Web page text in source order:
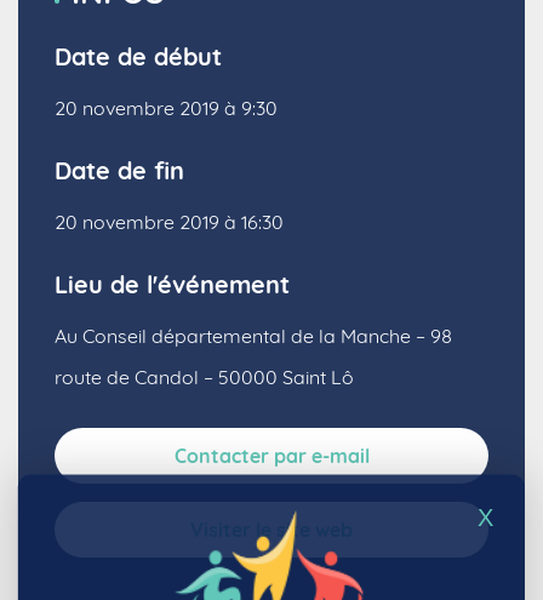
Date de début
20 novembre 2019 à 9:30
Date de fin
20 novembre 2019 à 16:30
Lieu de l'événement
Au Conseil départemental de la Manche – 98
route de Candol – 50000 Saint Lô
Contacter par e-mail
Visiter le site web X